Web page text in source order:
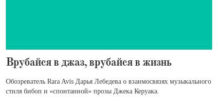
​Врубайся в джаз, врубайся в жизнь
Обозреватель Rara Avis Дарья Лебедева о взаимосвязях музыкального
стиля бибоп и «спонтанной» прозы Джека Керуака.